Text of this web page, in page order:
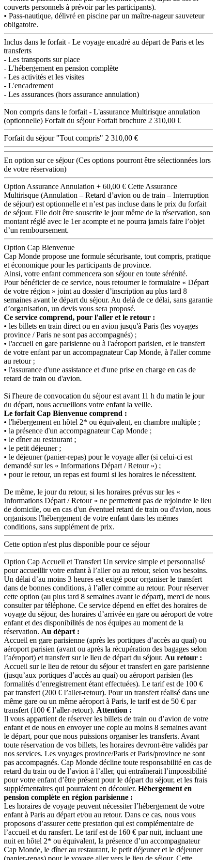
couverts personnels à prévoir par les participants).
• Pass-nautique, délivré en piscine par un maître-nageur sauveteur
obligatoire.
Inclus dans le forfait - Le voyage encadré au départ de Paris et les
transferts
- Les transports sur place
- L'hébergement en pension complète
- Les activités et les visites
- L'encadrement
- Les assurances (hors assurance annulation)
Non compris dans le forfait - L'assurance Multirisque annulation
(optionnelle) Forfait du séjourForfait brochure 2 310,00 €
Forfait du séjour "Tout compris" 2 310,00 €
En option sur ce séjour (Ces options pourront être sélectionnées lors
de votre réservation)
Option Assurance Annulation + 60,00 € Cette Assurance
Multirisque (Annulation – Retard d’avion ou de train – Interruption
de séjour) est optionnelle et n’est pas incluse dans le prix du forfait
de séjour. Elle doit être souscrite le jour même de la réservation, son
montant réglé avec le 1er acompte et ne pourra jamais faire l’objet
d’un remboursement.
Option Cap Bienvenue
Cap Monde propose une formule sécurisante, tout compris, pratique
et économique pour les participants de province.
Ainsi, votre enfant commencera son séjour en toute sérénité.
Pour bénéficier de ce service, nous retourner le formulaire « Départ
de votre région » joint au dossier d’inscription au plus tard 8
semaines avant le départ du séjour. Au delà de ce délai, sans garantie
d’organisation, un devis vous sera proposé.
Ce service comprend, pour l'aller et le retour :
• les billets en train direct ou en avion jusqu'à Paris (les voyages
province / Paris ne sont pas accompagnés) ;
• l'accueil en gare parisienne ou à l'aéroport parisien, et le transfert
de votre enfant par un accompagnateur Cap Monde, à l'aller comme
au retour ;
• l'assurance d'une assistance et d'une prise en charge en cas de
retard de train ou d'avion.
Si l'heure de convocation du séjour est avant 11 h du matin le jour
du départ, nous accueillons votre enfant la veille.
Le forfait Cap Bienvenue comprend :
• l'hébergement en hôtel 2* ou équivalent, en chambre multiple ;
• la présence d'un accompagnateur Cap Monde ;
• le dîner au restaurant ;
• le petit déjeuner ;
• le déjeuner (panier-repas) pour le voyage aller (si celui-ci est
demandé sur les « Informations Départ / Retour ») ;
• pour le retour, un repas est fourni si les horaires le nécessitent.
De même, le jour du retour, si les horaires prévus sur les «
Informations Départ / Retour » ne permettent pas de rejoindre le lieu
de domicile, ou en cas d'un éventuel retard de train ou d'avion, nous
organisons l'hébergement de votre enfant dans les mêmes
conditions, sans supplément de prix.
Cette option n'est plus disponible pour ce séjour
Option Cap Accueil et Transfert Un service simple et personnalisé
pour accueillir votre enfant à l’aller ou au retour, selon vos besoins.
Un délai d’au moins 3 heures est exigé pour organiser le transfert
dans de bonnes conditions, à l’aller comme au retour. Pour réserver
cette option (au plus tard 8 semaines avant le départ), merci de nous
consulter par téléphone. Ce service dépend en effet des horaires de
voyage du séjour, des horaires d’arrivée en gare ou aéroport de votre
enfant et des disponibilités de nos équipes au moment de la
réservation. Au départ :
Accueil en gare parisienne (après les portiques d’accès au quai) ou
aéroport parisien (avant ou après la récupération des bagages selon
l’aéroport) et transfert sur le lieu de départ du séjour. Au retour :
Accueil sur le lieu de retour du séjour et transfert en gare parisienne
(jusqu’aux portiques d’accès au quai) ou aéroport parisien (les
formalités d’enregistrement étant effectuées). Le tarif est de 100 €
par transfert (200 € l’aller-retour). Pour un transfert réalisé dans une
même gare ou un même aéroport à Paris, le tarif est de 50 € par
transfert (100 € l’aller-retour). Attention :
Il vous appartient de réserver les billets de train ou d’avion de votre
enfant et de nous en envoyer une copie au moins 8 semaines avant
le départ, pour que nous puissions organiser les transferts. Avant
toute réservation de vos billets, les horaires devront-être validés par
nos services. Les voyages province/Paris et Paris/province ne sont
pas accompagnés. Cap Monde décline toute responsabilité en cas de
retard du train ou de l’avion à l’aller, qui entraînerait l’impossibilité
pour votre enfant d’être présent pour le départ du séjour, et les frais
supplémentaires qui pourraient en découler. Hébergement en
pension complète en région parisienne :
Les horaires de voyage peuvent nécessiter l’hébergement de votre
enfant à Paris au départ et/ou au retour. Dans ce cas, nous vous
proposons d’assurer cette prestation qui est complémentaire de
l’accueil et du ransfert. Le tarif est de 160 € par nuit, incluant une
nuit en hôtel 2* ou équivalent, la présence d’un accompagnateur
Cap Monde, le dîner au restaurant, le petit déjeuner et le déjeuner